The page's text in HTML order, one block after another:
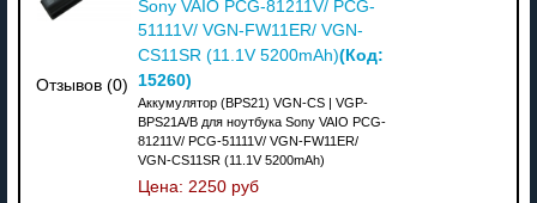
Отзывов (0)
Sony VAIO PCG-81211V/ PCG-
51111V/ VGN-FW11ER/ VGN-
CS11SR (11.1V 5200mAh)(Код:
15260)
Аккумулятор (BPS21) VGN-CS | VGP-
BPS21A/B для ноутбука Sony VAIO PCG-
81211V/ PCG-51111V/ VGN-FW11ER/
VGN-CS11SR (11.1V 5200mAh)
Цена: 2250 руб